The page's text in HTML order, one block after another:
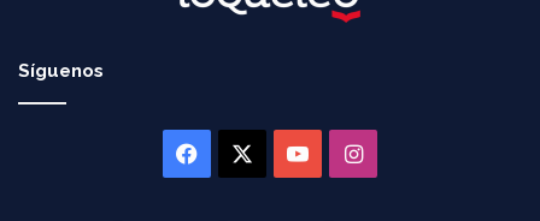
Síguenos
Facebook YouTubeInstagram